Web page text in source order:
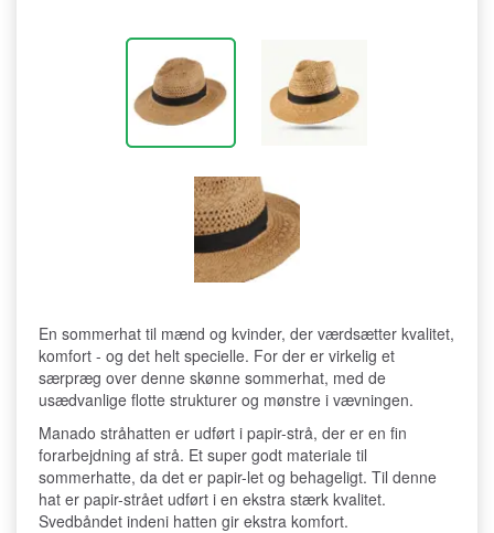
En sommerhat til mænd og kvinder, der værdsætter kvalitet,
komfort - og det helt specielle. For der er virkelig et
særpræg over denne skønne sommerhat, med de
usædvanlige flotte strukturer og mønstre i vævningen.
Manado stråhatten er udført i papir-strå, der er en fin
forarbejdning af strå. Et super godt materiale til
sommerhatte, da det er papir-let og behageligt. Til denne
hat er papir-strået udført i en ekstra stærk kvalitet.
Svedbåndet indeni hatten gir ekstra komfort.